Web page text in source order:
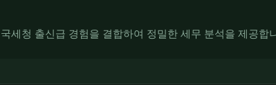
세청 출신급 경험을 결합하여 정밀한 세무 분석을 제공합